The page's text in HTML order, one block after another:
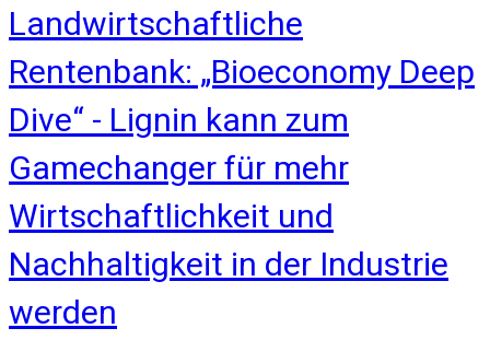
Landwirtschaftliche
Rentenbank: „Bioeconomy Deep
Dive“ - Lignin kann zum
Gamechanger für mehr
Wirtschaftlichkeit und
Nachhaltigkeit in der Industrie
werden